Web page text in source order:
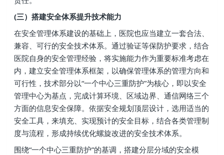
(三）搭建安全体系提升技术能力
在安全管理体系建设的基础上，医院也应当建立一套合法、
兼容、可行的安全技术体系。通过验证等保防护要求，结合
医院自身的安全管理经验，将实施能力作为重要标准考虑在
内，建立安全管理体系框架，以确保管理体系的管理方向和
可行性，技术部分以“一个中心三重防护”为核心，即以安全
管理中心为基点，完成计算环境、区域边界、通信网络三个
方面的信息安全保障。依据安全规划顶层设计，选用适当的
安全工具，来填充、实现预计的安全目标，结合各类管理制
度与流程，形成持续优化螺旋改进的安全技术体系。
围绕“一个中心三重防护”的基调，搭建分层分域的安全模